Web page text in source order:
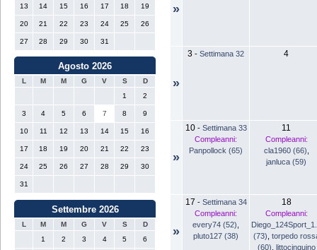
13 14 15 16 17 18 19
20 21 22 23 24 25 26
27 28 29 30 31
Agosto 2026
L M M G V S
D
1
2
3 4 5 6 7 8 9
10 11 12 13 14 15 16
17 18 19 20 21 22 23
24 25 26 27 28 29 30
31
Settembre 2026
L M M G V S
D
1
2 3 4 5 6
»
»
3 - Settimana 32 4
»
10- Settimana 33
Compleanni:
Panpollock (65)
11
Compleanni:
cla1960 (66)
janluca (59)
»
17 - Settimana 34
Compleanni:
every74 (52)
pluto127 (38)
18
Compleanni:
(73) torpedo
(60) littocinquino